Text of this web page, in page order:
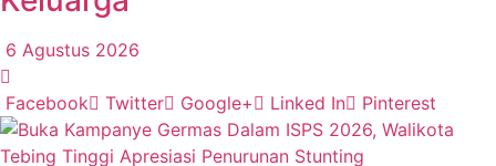
6 Agustus 2026
Facebook Twitter Google+ Linked In Pinterest